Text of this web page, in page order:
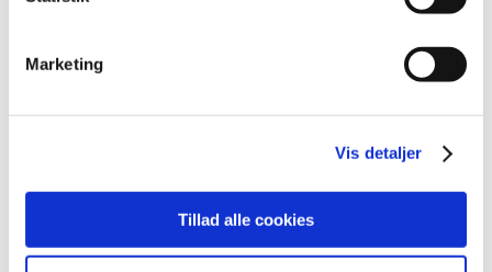
Marketing
Vis detaljer
Tillad alle cookies
december (4)
oktober (3)
maj (3)